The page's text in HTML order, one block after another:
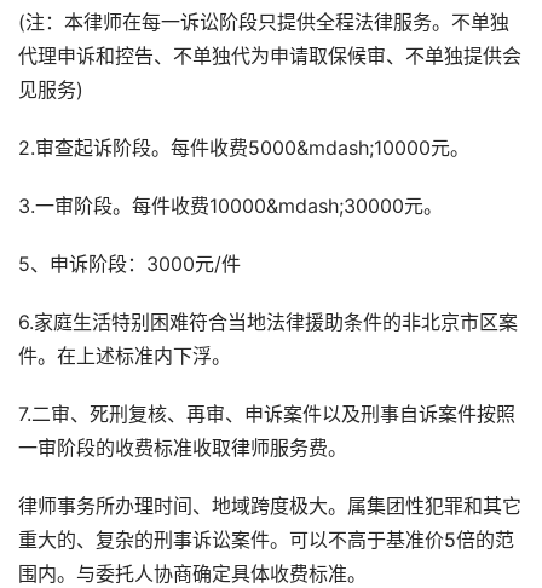
(注：本律师在每一诉讼阶段只提供全程法律服务。不单独
代理申诉和控告、不单独代为申请取保候审、不单独提供会
见服务)
2.审查起诉阶段。每件收费5000&mdash;10000元。
3.一审阶段。每件收费10000&mdash;30000元。
5、申诉阶段：3000元/件
6.家庭生活特别困难符合当地法律援助条件的非北京市区案
件。在上述标准内下浮。
7.二审、死刑复核、再审、申诉案件以及刑事自诉案件按照
一审阶段的收费标准收取律师服务费。
律师事务所办理时间、地域跨度极大。属集团性犯罪和其它
重大的、复杂的刑事诉讼案件。可以不高于基准价5倍的范
围内。与委托人协商确定具体收费标准。